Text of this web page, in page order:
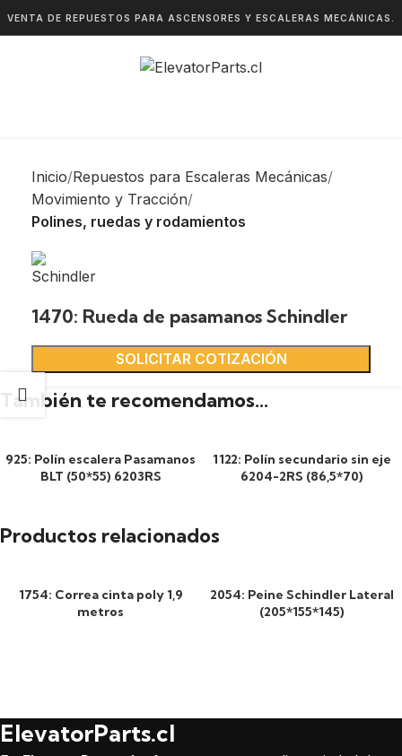
VENTA DE REPUESTOS PARA ASCENSORES Y ESCALERAS MECÁNICAS.
Inicio Repuestos para Escaleras Mecánicas
Movimiento y Tracción
Polines, ruedas y rodamientos
1470: Rueda de pasamanos Schindler
SOLICITAR COTIZACIÓN
También te recomendamos…
925: Polín escalera Pasamanos
BLT (50*55) 6203RS
1122: Polín secundario sin eje
6204-2RS (86,5*70)
Productos relacionados
1754: Correa cinta poly 1,9
metros
2054: Peine Schindler Lateral
(205*155*145)
ElevatorParts.cl